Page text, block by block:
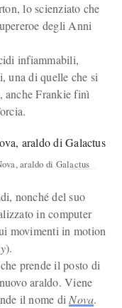
lo scienziato che
degli Anni
infiammabili,
una di quelle che si
anche Frankie finì
araldo di Galactus
nonché del suo
in computer
movimenti in motion
).
prende il posto di
araldo. Viene
il nome di Nova.